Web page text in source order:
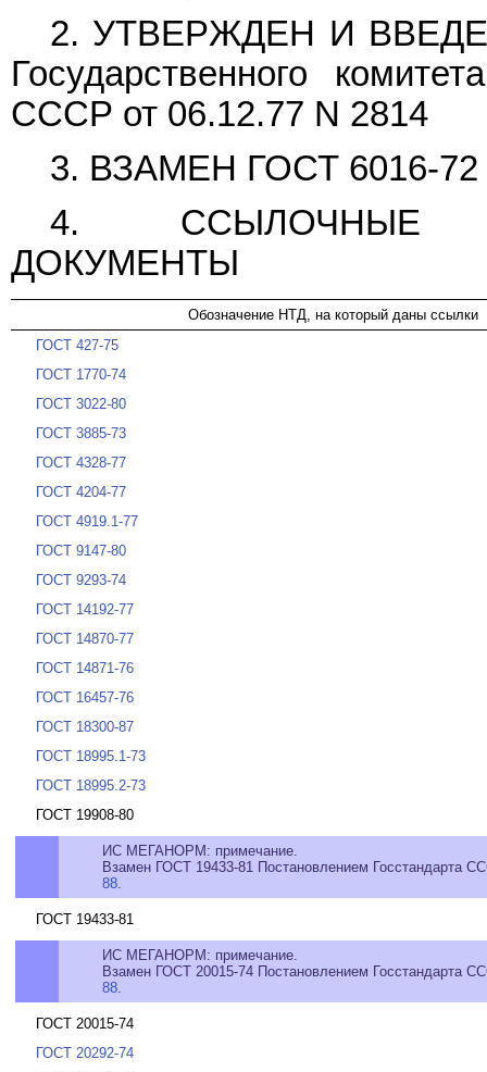
2. УТВЕРЖДЕН И
Государственного
СССР от 06.12.77 N 2814
3. ВЗАМЕН ГОСТ 6016-72
4. ССЫЛОЧНЫЕ
ДОКУМЕНТЫ
Обозначение НТД, на который даны ссылки
ГОСТ 427-75
ГОСТ 1770-74
ГОСТ 3022-80
ГОСТ 3885-73
ГОСТ 4328-77
ГОСТ 4204-77
ГОСТ 4919.1-77
ГОСТ 9147-80
ГОСТ 9293-74
ГОСТ 14192-77
ГОСТ 14870-77
ГОСТ 14871-76
ГОСТ 16457-76
ГОСТ 18300-87
ГОСТ 18995.1-73
ГОСТ 18995.2-73
ГОСТ 19908-80
ИС МЕГАНОРМ: примечание.
Взамен ГОСТ 19433-81 Постановлением Госстандарта
88
ГОСТ 19433-81
ИС МЕГАНОРМ: примечание.
Взамен ГОСТ 20015-74 Постановлением Госстандарта
88
ГОСТ 20015-74
ГОСТ 20292-74